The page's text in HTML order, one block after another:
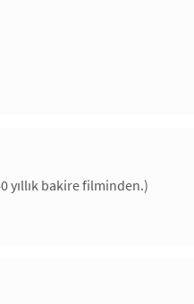
yıllık bakire filminden.)